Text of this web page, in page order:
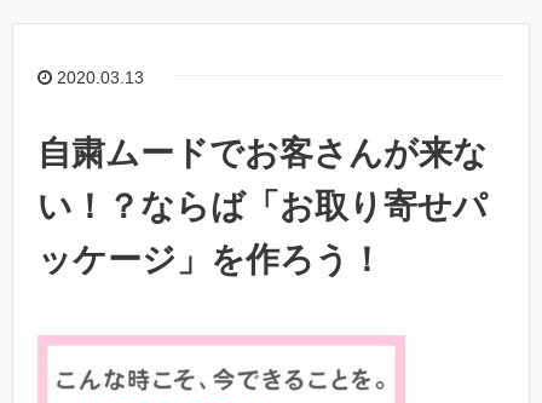
2020.03.13
自粛ムードでお客さんが来な
い！？ならば「お取り寄せパ
ッケージ」を作ろう！